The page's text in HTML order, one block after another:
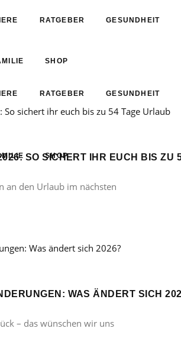
RATGEBER GESUNDHEIT
SHOP
RATGEBER GESUNDHEIT
SHOP
SO SICHERT IHR EUCH BIS ZU
an den Urlaub im nächsten
WAS ÄNDERT SICH
– das wünschen wir uns